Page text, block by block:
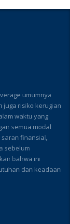
umumnya
juga risiko kerugian
waktu yang
semua modal
finansial,
sebelum
bahwa ini
dan keadaan